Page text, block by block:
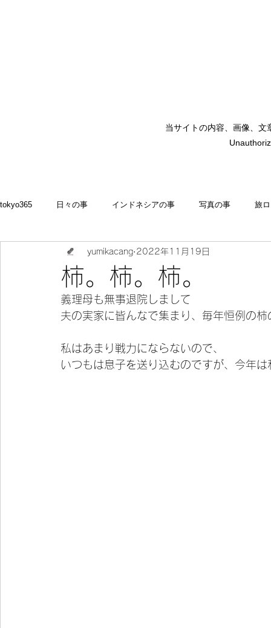
当サイトの内容、画像、
tokyo365 日々の事 インドネシアの事 写真の事 旅
食いしん坊 blog お料理・memasak
今宵の一冊
柿。柿。柿。
yumikacang 2022年11月19日
義理母も無事退院しまして
夫の実家に皆んなで集まり、毎年恒例の柿
私はあまり戦力にならないので、
いつもは息子を送り込むのですが、今年は